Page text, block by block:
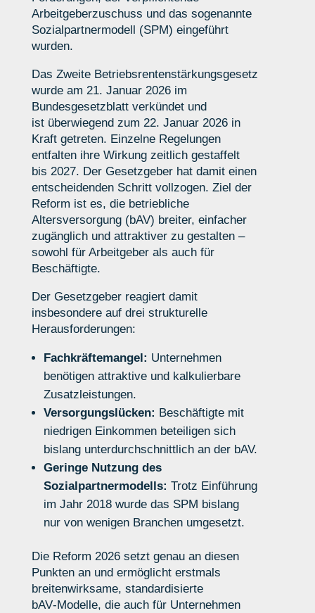
Arbeitgeberzuschuss und das sogenannte
Sozialpartnermodell (SPM) eingeführt
wurden.
Das Zweite Betriebsrentenstärkungsgesetz
wurde am 21. Januar 2026 im
Bundesgesetzblatt verkündet und
ist überwiegend zum 22. Januar 2026 in
Kraft getreten. Einzelne Regelungen
entfalten ihre Wirkung zeitlich gestaffelt
bis 2027. Der Gesetzgeber hat damit einen
entscheidenden Schritt vollzogen. Ziel der
Reform ist es, die betriebliche
Altersversorgung (bAV) breiter, einfacher
zugänglich und attraktiver zu gestalten –
sowohl für Arbeitgeber als auch für
Beschäftigte.
Der Gesetzgeber reagiert damit
insbesondere auf drei strukturelle
Herausforderungen:
Fachkräftemangel: Unternehmen
benötigen attraktive und kalkulierbare
Zusatzleistungen.
Versorgungslücken: Beschäftigte mit
niedrigen Einkommen beteiligen sich
bislang unterdurchschnittlich an der bAV.
Geringe Nutzung des
Sozialpartnermodells: Trotz Einführung
im Jahr 2018 wurde das SPM bislang
nur von wenigen Branchen umgesetzt.
Die Reform 2026 setzt genau an diesen
Punkten an und ermöglicht erstmals
breitenwirksame, standardisierte
bAV‑Modelle, die auch für Unternehmen